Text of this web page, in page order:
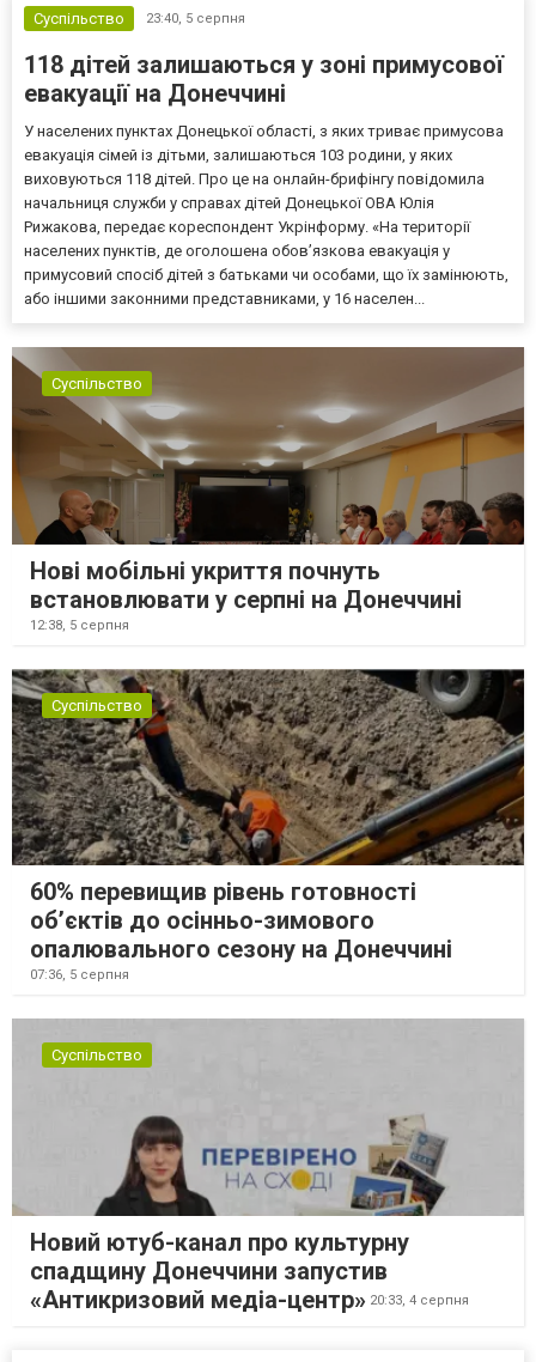
Суспільство 23:40, 5 серпня
118 дітей залишаються у зоні примусової
евакуації на Донеччині
У населених пунктах Донецької області, з яких триває примусова
евакуація сімей із дітьми, залишаються 103 родини, у яких
виховуються 118 дітей. Про це на онлайн-брифінгу повідомила
начальниця служби у справах дітей Донецької ОВА Юлія
Рижакова, передає кореспондент Укрінформу. «На території
населених пунктів, де оголошена обов’язкова евакуація у
примусовий спосіб дітей з батьками чи особами, що їх замінюють,
або іншими законними представниками, у 16 населен...
Суспільство
Нові мобільні укриття почнуть
встановлювати у серпні на Донеччині
12:38, 5 серпня
Суспільство
60% перевищив рівень готовності
об’єктів до осінньо-зимового
опалювального сезону на Донеччині
07:36, 5 серпня
Суспільство
Новий ютуб-канал про культурну
спадщину Донеччини запустив
«Антикризовий медіа-центр» 20:33, 4 серпня